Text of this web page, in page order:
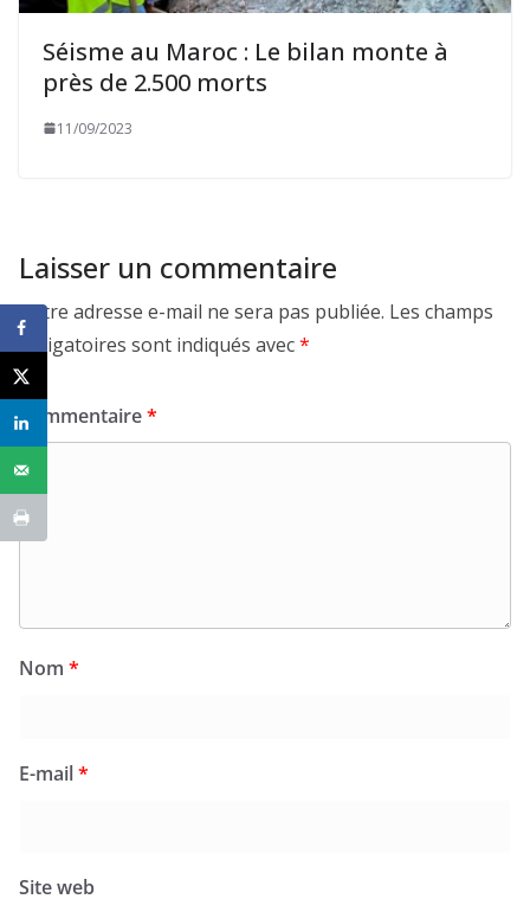
Séisme au Maroc : Le bilan monte à
près de 2.500 morts
11/09/2023
Laisser un commentaire
Votre adresse e-mail ne sera pas publiée. Les champs
obligatoires sont indiqués avec*
Commentaire*
Nom *
E-mail*
Site web